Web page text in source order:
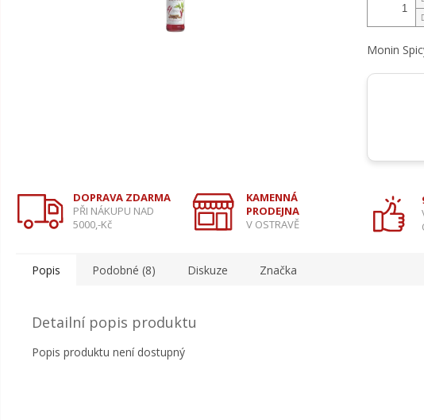
Monin
DOPRAVA ZDARMA
PŘI NÁKUPU NAD
5000,-Kč
KAMENNÁ
PRODEJNA
V OSTRAVĚ
Popis Podobné (8) Diskuze Značka
Detailní popis produktu
Popis produktu není dostupný